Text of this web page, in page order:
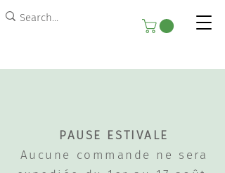
PAUSE ESTIVALE
Aucune commande ne sera